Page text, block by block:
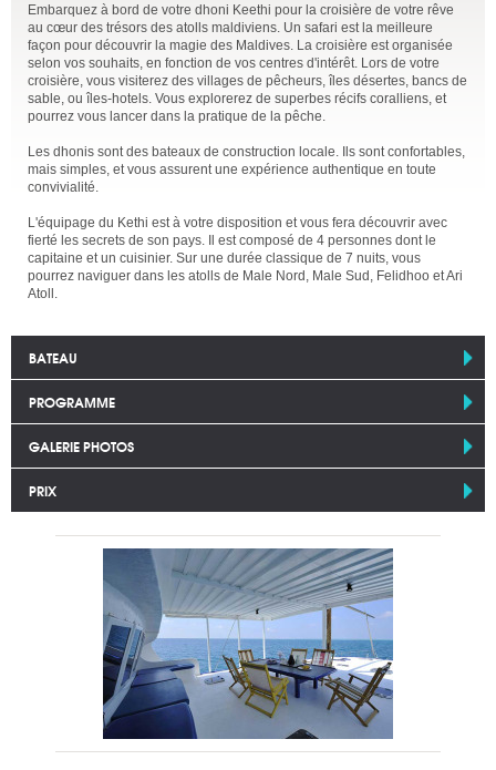
Embarquez à bord de votre dhoni Keethi pour la croisière de votre rêve
au cœur des trésors des atolls maldiviens. Un safari est la meilleure
façon pour découvrir la magie des Maldives. La croisière est organisée
selon vos souhaits, en fonction de vos centres d'intérêt. Lors de votre
croisière, vous visiterez des villages de pêcheurs, îles désertes, bancs de
sable, ou îles-hotels. Vous explorerez de superbes récifs coralliens, et
pourrez vous lancer dans la pratique de la pêche.
Les dhonis sont des bateaux de construction locale. Ils sont confortables,
mais simples, et vous assurent une expérience authentique en toute
convivialité.
L'équipage du Kethi est à votre disposition et vous fera découvrir avec
fierté les secrets de son pays. Il est composé de 4 personnes dont le
capitaine et un cuisinier. Sur une durée classique de 7 nuits, vous
pourrez naviguer dans les atolls de Male Nord, Male Sud, Felidhoo et Ari
Atoll.
BATEAU
PROGRAMME
GALERIE PHOTOS
PRIX